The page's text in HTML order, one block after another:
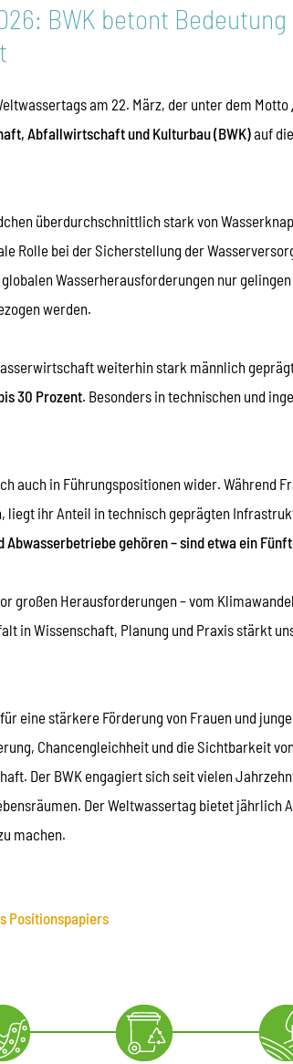
BWK betont
am 22. März, der unter dem Motto
Abfallwirtschaft und Kulturbau (BWK)auf
überdurchschnittlich stark von
Rolle bei der Sicherstellung der
Wasserherausforderungen nur
werden.
weiterhin stark männlich
30 Prozent. Besonders in technischen und
auch in Führungspositionen wider. Während
liegt ihr Anteil in technisch geprägten
Abwasserbetriebe gehören – sind etwa ein
großen Herausforderungen – vom
in Wissenschaft, Planung und Praxis stärkt
eine stärkere Förderung von Frauen und
Chancengleichheit und die Sichtbarkeit
Der BWK engagiert sich seit vielen
Der Weltwassertag bietet
machen.
Positionspapiers